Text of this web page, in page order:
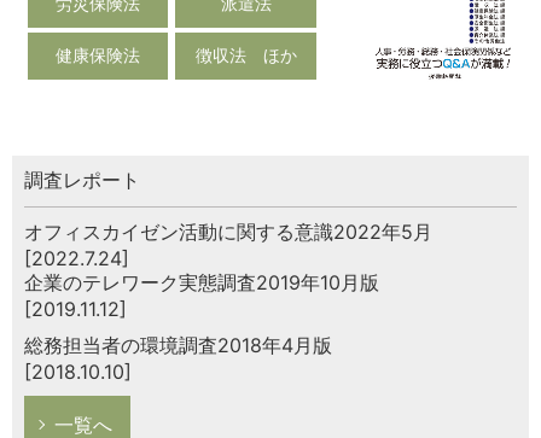
健康保険法 徴収法 ほか
調査レポート
オフィスカイゼン活動に関する意識2022年5月
[2022.7.24]
企業のテレワーク実態調査2019年10月版
[2019.11.12]
総務担当者の環境調査2018年4月版
[2018.10.10]
一覧へ